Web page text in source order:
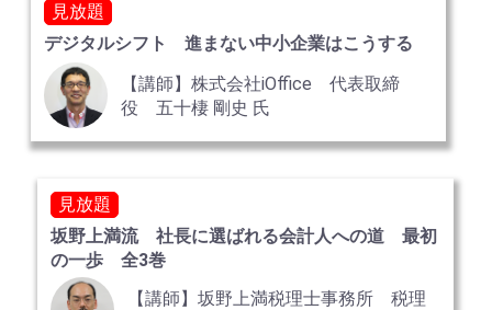
見放題
デジタルシフト 進まない中小企業はこうする
【講師】株式会社iOﬃce 代表取締
役 五十棲 剛史 氏
見放題
坂野上満流 社長に選ばれる会計人への道 最初
の一歩 全3巻
【講師】坂野上満税理士事務所 税理